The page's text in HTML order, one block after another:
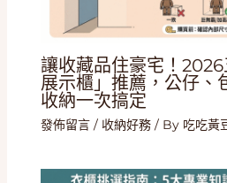
讓收藏品住豪宅！
展示櫃」推薦，公仔、
收納一次搞定
發佈留言 / 收納好務/ By 吃吃黃